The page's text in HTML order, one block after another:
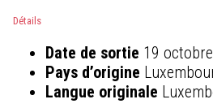
Détails
Date de sortie 19
Pays d’origine
Langue originale